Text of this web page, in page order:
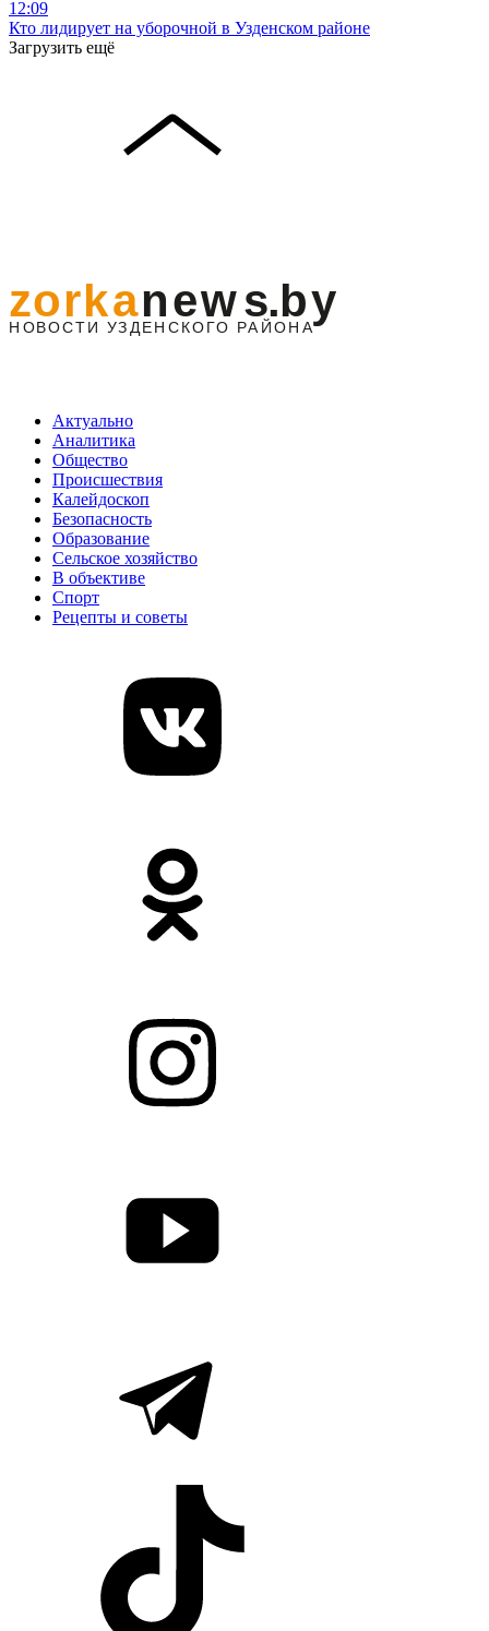
12:09
Кто лидирует на уборочной в Узденском районе
Загрузить ещё
Актуально
Аналитика
Общество
Происшествия
Калейдоскоп
Безопасность
Образование
Сельское хозяйство
В объективе
Спорт
Рецепты и советы